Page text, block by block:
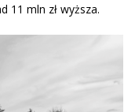
11 mln zł wyższa.